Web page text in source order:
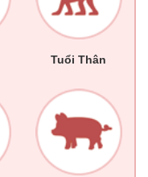
Tuổi Thân